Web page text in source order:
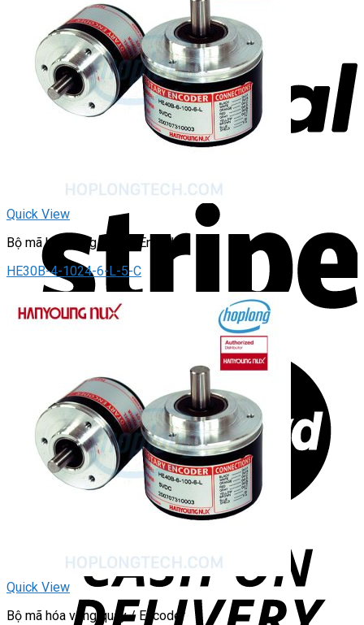
Quick View
Bộ mã hóa vòng quay / Encoder
HE30B-4-1024-6-L-5-C
Quick View
Bộ mã hóa vòng quay / Encoder